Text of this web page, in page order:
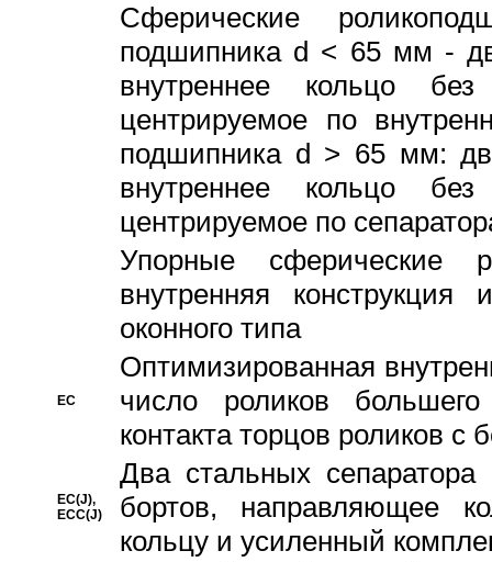
Сферические
подшипника d < 65 мм -
внутреннее кольцо
центрируемое по
подшипника d > 65 мм:
внутреннее кольцо
центрируемое по
Упорные сферические
внутренняя
оконного типа
EC
Oптимизированная
число роликов
контакта торцов роликов с
EC(J),
ECC(J)
Два стальных сепаратора
бортов, направляющее
кольцу и усиленный